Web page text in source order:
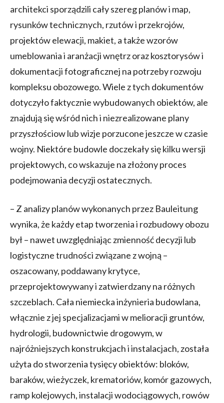
architekci sporządzili cały szereg planów i map,
rysunków technicznych, rzutów i przekrojów,
projektów elewacji, makiet, a także wzorów
umeblowania i aranżacji wnętrz oraz kosztorysów i
dokumentacji fotograficznej na potrzeby rozwoju
kompleksu obozowego. Wiele z tych dokumentów
dotyczyło faktycznie wybudowanych obiektów, ale
znajdują się wśród nich i niezrealizowane plany
przyszłościow lub wizje porzucone jeszcze w czasie
wojny. Niektóre budowle doczekały się kilku wersji
projektowych, co wskazuje na złożony proces
podejmowania decyzji ostatecznych.
– Z analizy planów wykonanych przez Bauleitung
wynika, że każdy etap tworzenia i rozbudowy obozu
był – nawet uwzględniając zmienność decyzji lub
logistyczne trudności związane z wojną –
oszacowany, poddawany krytyce,
przeprojektowywany i zatwierdzany na różnych
szczeblach. Cała niemiecka inżynieria budowlana,
włącznie z jej specjalizacjami w melioracji gruntów,
hydrologii, budownictwie drogowym, w
najróżniejszych konstrukcjach i instalacjach, została
użyta do stworzenia tysięcy obiektów: bloków,
baraków, wieżyczek, krematoriów, komór gazowych,
ramp kolejowych, instalacji wodociągowych, rowów